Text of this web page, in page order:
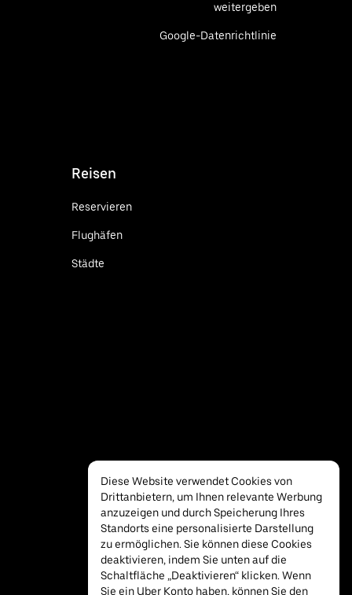
weitergeben
Google-Datenrichtlinie
Reisen
Reservieren
Flughäfen
Städte
Diese Website verwendet Cookies von
Drittanbietern, um Ihnen relevante Werbung
anzuzeigen und durch Speicherung Ihres
Standorts eine personalisierte Darstellung
zu ermöglichen. Sie können diese Cookies
deaktivieren, indem Sie unten auf die
Schaltfläche „Deaktivieren“ klicken. Wenn
Sie ein Uber Konto haben, können Sie den